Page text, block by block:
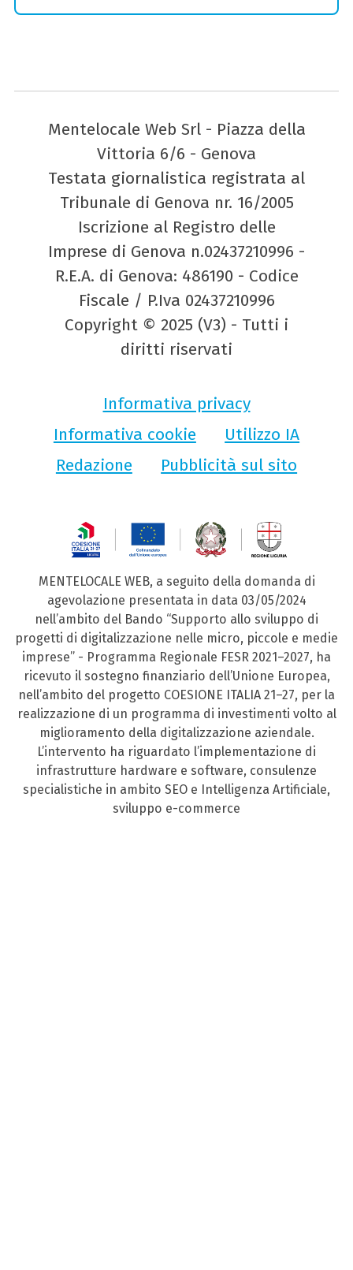
Mentelocale Web Srl - Piazza della
Vittoria 6/6 - Genova
Testata giornalistica registrata al
Tribunale di Genova nr. 16/2005
Iscrizione al Registro delle
Imprese di Genova n.02437210996 -
R.E.A. di Genova: 486190 - Codice
Fiscale / P.Iva 02437210996
Copyright © 2025 (V3) - Tutti i
diritti riservati
Informativa privacy
Informativa cookie
Utilizzo IA
Redazione
Pubblicità sul sito
MENTELOCALE WEB, a seguito della domanda di
agevolazione presentata in data 03/05/2024
nell’ambito del Bando “Supporto allo sviluppo di
progetti di digitalizzazione nelle micro, piccole e medie
imprese” - Programma Regionale FESR 2021–2027, ha
ricevuto il sostegno finanziario dell’Unione Europea,
nell’ambito del progetto COESIONE ITALIA 21–27, per la
realizzazione di un programma di investimenti volto al
miglioramento della digitalizzazione aziendale.
L’intervento ha riguardato l’implementazione di
infrastrutture hardware e software, consulenze
specialistiche in ambito SEO e Intelligenza Artificiale,
sviluppo e-commerce